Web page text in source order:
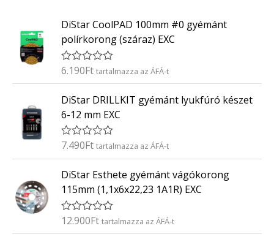
DiStar CoolPAD 100mm #0 gyémánt
polírkorong (száraz) EXC
É
é
k
e
l
s
:
/
5
6.190Ft tartalmazza az ÁFÁ-t
DiStar DRILLKIT gyémánt lyukfúró készet
6-12 mm EXC
É
é
k
e
l
é
s
:
7.490Ft tartalmazza az ÁFÁ-t
DiStar Esthete gyémánt vágókorong
115mm (1,1x6x22,23 1A1R) EXC
É12.900Ft tartalmazza az ÁFÁ-t